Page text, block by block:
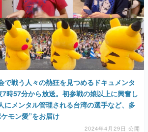
で戦う人々の熱狂を見つめるドキュメンタ
7時57分から放送。初参戦の娘以上に興奮し
にメンタル管理される台湾の選手など、多
モン愛”をお届け
2024年4月29日 公開